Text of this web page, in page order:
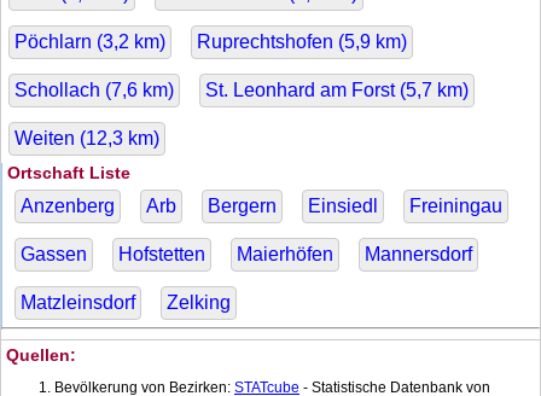
Pöchlarn (3,2 km) Ruprechtshofen (5,9 km)
Schollach (7,6 km) St. Leonhard am Forst (5,7 km)
Weiten (12,3 km)
Ortschaft Liste
Anzenberg Arb Bergern Einsiedl Freiningau
Gassen Hofstetten Maierhöfen Mannersdorf
Matzleinsdorf Zelking
Quellen:
Bevölkerung von Bezirken: STATcube - Statistische Datenbank von